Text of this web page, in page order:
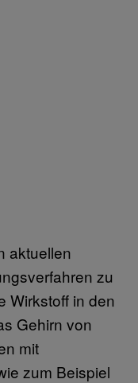
aktuellen
zu
Wirkstoff in den
Gehirn von
mit
zum Beispiel